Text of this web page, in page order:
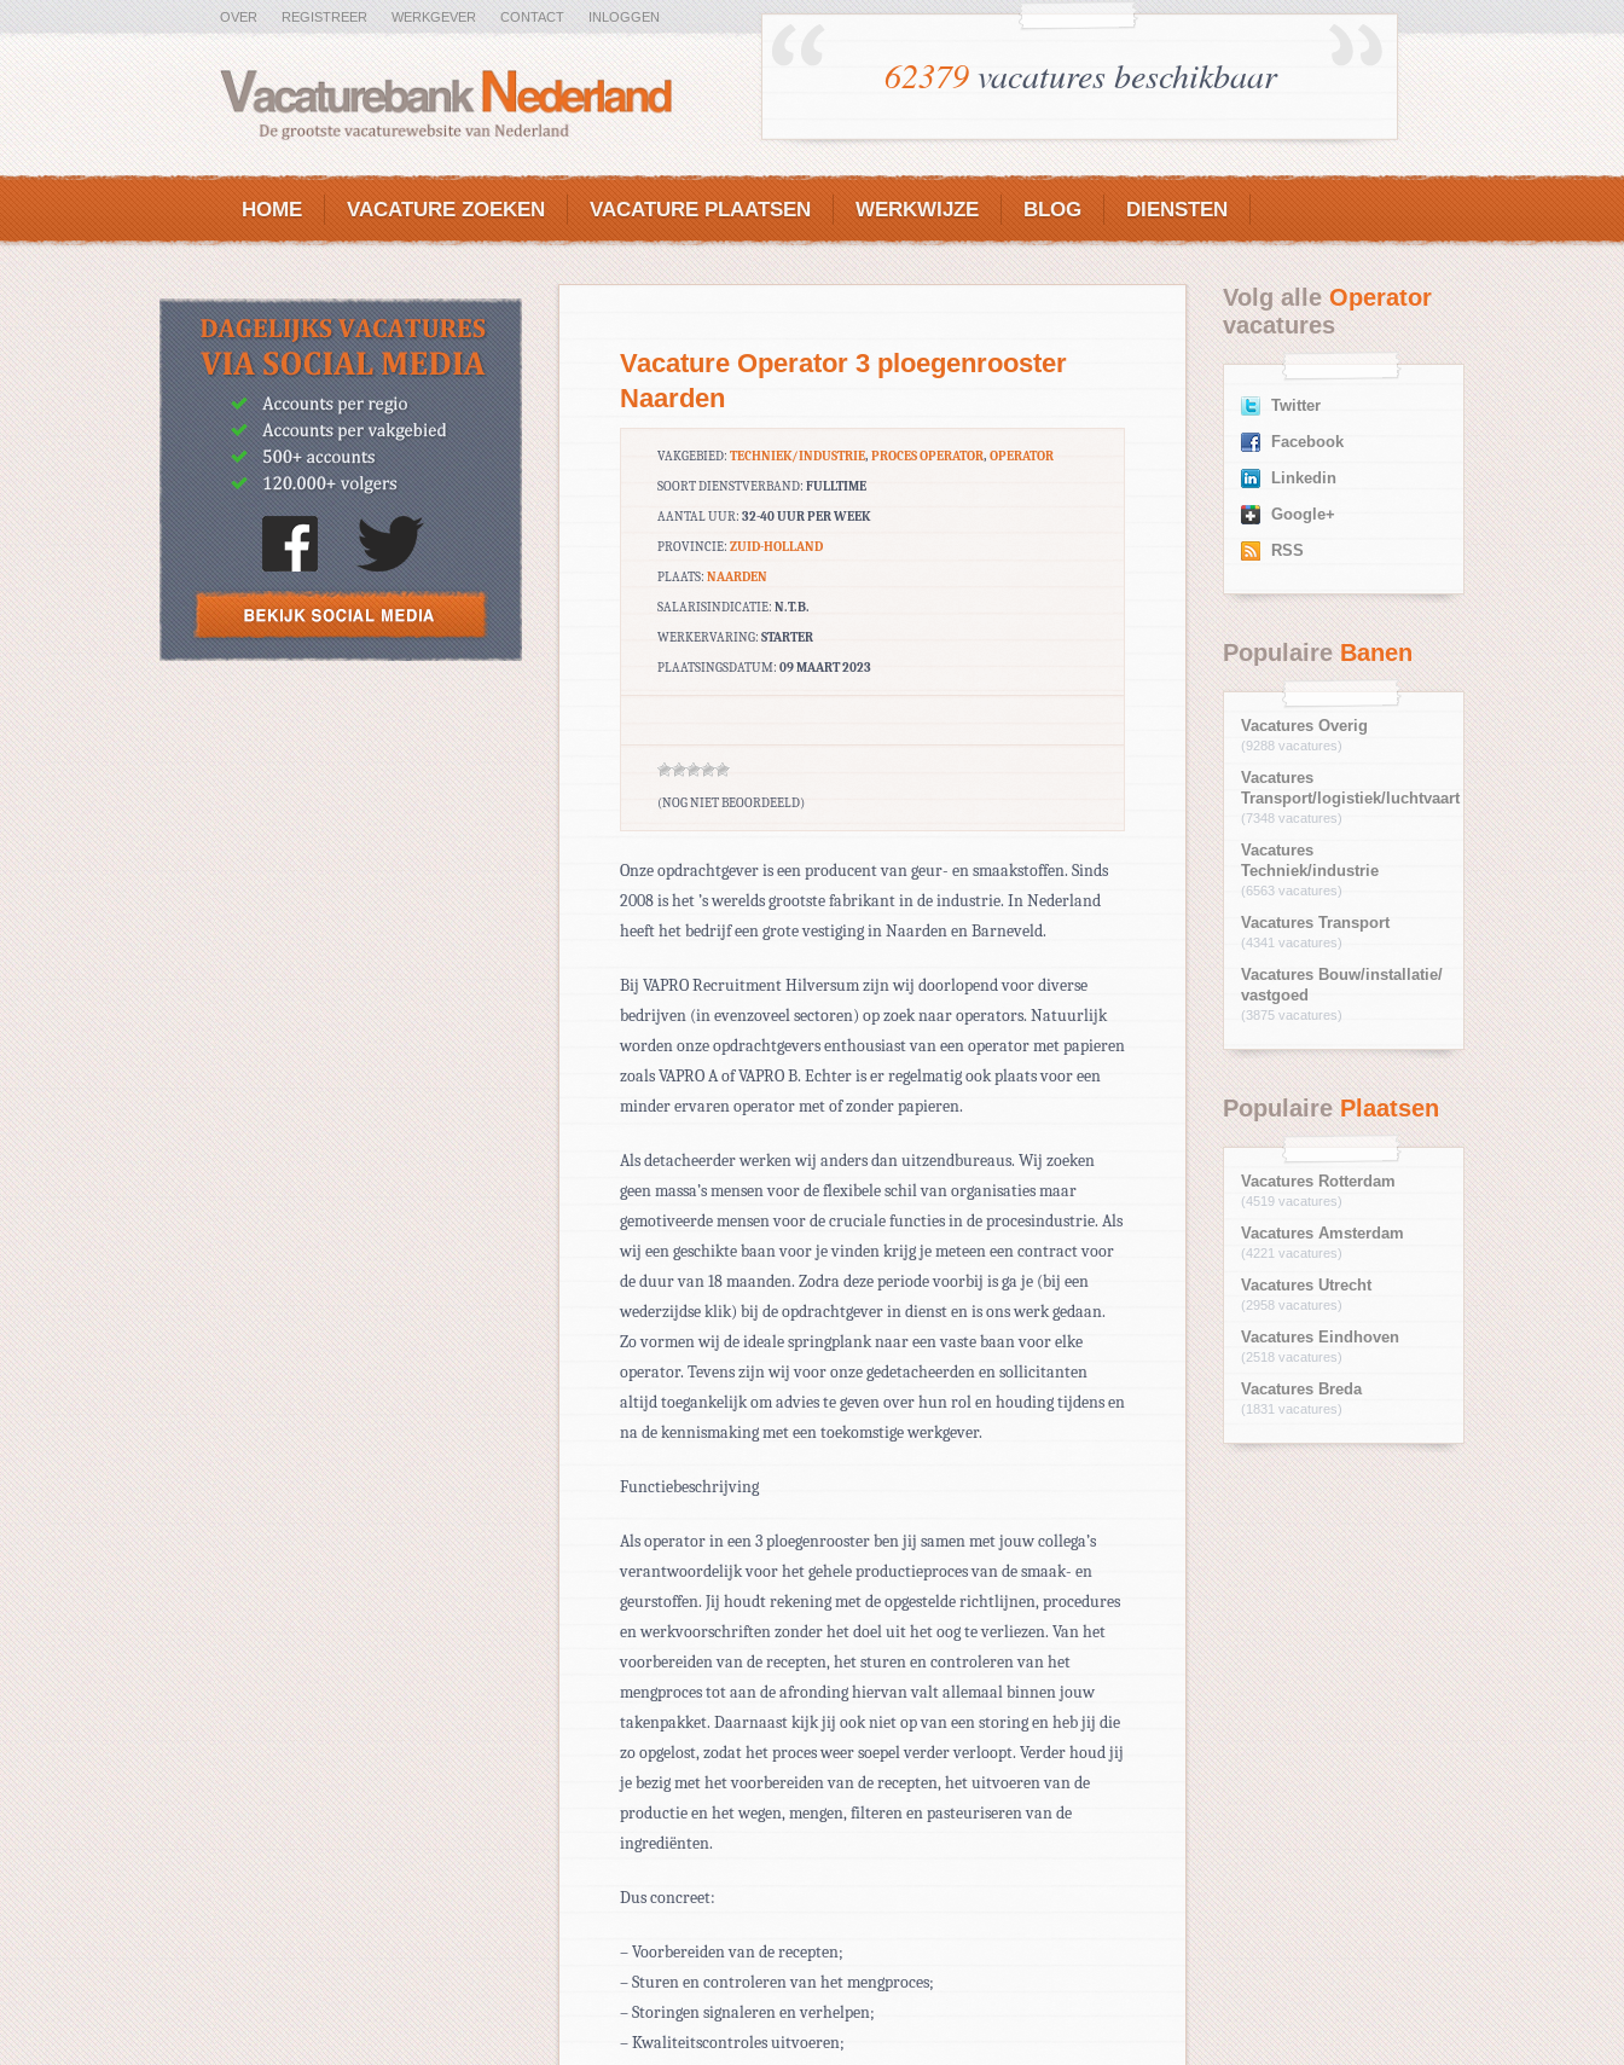
OVER REGISTREER WERKGEVER CONTACT INLOGGEN
62379vacatures beschikbaar
HOME VACATURE ZOEKEN VACATURE PLAATSEN WERKWIJZE BLOG DIENSTEN
Vacature Operator 3 ploegenrooster
Naarden
VAKGEBIED: TECHNIEK/INDUSTRIE, PROCES OPERATOR, OPERATOR
SOORT DIENSTVERBAND: FULLTIME
AANTAL UUR: 32-40 UUR PER WEEK
PROVINCIE: ZUID-HOLLAND
PLAATS: NAARDEN
SALARISINDICATIE: N.T.B.
WERKERVARING: STARTER
PLAATSINGSDATUM: 09 MAART 2023
(NOG NIET BEOORDEELD)
Onze opdrachtgever is een producent van geur- en smaakstoffen. Sinds
2008 is het ’s werelds grootste fabrikant in de industrie. In Nederland
heeft het bedrijf een grote vestiging in Naarden en Barneveld.
Bij VAPRO Recruitment Hilversum zijn wij doorlopend voor diverse
bedrijven (in evenzoveel sectoren) op zoek naar operators. Natuurlijk
worden onze opdrachtgevers enthousiast van een operator met papieren
zoals VAPRO A of VAPRO B. Echter is er regelmatig ook plaats voor een
minder ervaren operator met of zonder papieren.
Als detacheerder werken wij anders dan uitzendbureaus. Wij zoeken
geen massa’s mensen voor de flexibele schil van organisaties maar
gemotiveerde mensen voor de cruciale functies in de procesindustrie. Als
wij een geschikte baan voor je vinden krijg je meteen een contract voor
de duur van 18 maanden. Zodra deze periode voorbij is ga je (bij een
wederzijdse klik) bij de opdrachtgever in dienst en is ons werk gedaan.
Zo vormen wij de ideale springplank naar een vaste baan voor elke
operator. Tevens zijn wij voor onze gedetacheerden en sollicitanten
altijd toegankelijk om advies te geven over hun rol en houding tijdens en
na de kennismaking met een toekomstige werkgever.
Functiebeschrijving
Als operator in een 3 ploegenrooster ben jij samen met jouw collega’s
verantwoordelijk voor het gehele productieproces van de smaak- en
geurstoffen. Jij houdt rekening met de opgestelde richtlijnen, procedures
en werkvoorschriften zonder het doel uit het oog te verliezen. Van het
voorbereiden van de recepten, het sturen en controleren van het
mengproces tot aan de afronding hiervan valt allemaal binnen jouw
takenpakket. Daarnaast kijk jij ook niet op van een storing en heb jij die
zo opgelost, zodat het proces weer soepel verder verloopt. Verder houd jij
je bezig met het voorbereiden van de recepten, het uitvoeren van de
productie en het wegen, mengen, filteren en pasteuriseren van de
ingrediënten.
Dus concreet:
– Voorbereiden van de recepten;
– Sturen en controleren van het mengproces;
– Storingen signaleren en verhelpen;
– Kwaliteitscontroles uitvoeren;
Volg alleOperator
vacatures
Twitter
Facebook
Linkedin
Google+
RSS
PopulaireBanen
Vacatures Overig
(9288 vacatures)
Vacatures
Transport/logistiek/luchtvaart
(7348 vacatures)
Vacatures
Techniek/industrie
(6563 vacatures)
Vacatures Transport
(4341 vacatures)
Vacatures Bouw/installatie/
vastgoed
(3875 vacatures)
Populaire Plaatsen
Vacatures Rotterdam
(4519 vacatures)
Vacatures Amsterdam
(4221 vacatures)
Vacatures Utrecht
(2958 vacatures)
Vacatures Eindhoven
(2518 vacatures)
Vacatures Breda
(1831 vacatures)